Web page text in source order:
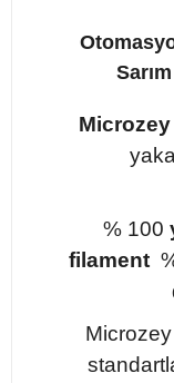
% 100
filament%